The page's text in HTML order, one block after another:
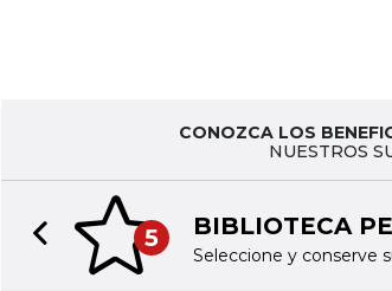
CONOZCA LOS
NUESTROS
5 BIBLIOTECA
Seleccione y conserve
Previous slide